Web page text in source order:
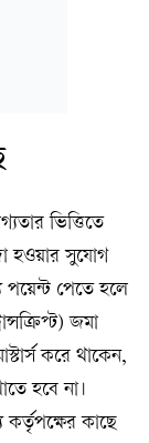
ভিত্তিতে
হওয়ার সুযোগ
পয়েন্ট পেতে হলে
জমা
করে থাকেন,
হবে না।
কর্তৃপক্ষের কাছে